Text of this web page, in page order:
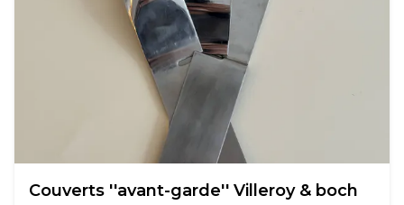
Couverts ''avant-garde'' Villeroy & boch